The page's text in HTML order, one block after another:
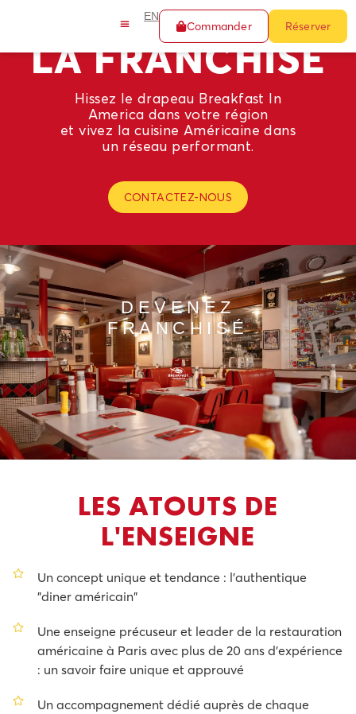
EN
Commander Réserver
LA FRANCHISE
Hissez le drapeau Breakfast In
America dans votre région
et vivez la cuisine Américaine dans
un réseau performant.
CONTACTEZ-NOUS
DEVENEZ
FRANCHISÉ
LES ATOUTS DE
L'ENSEIGNE
Un concept unique et tendance : l'authentique
"diner américain"
Une enseigne précuseur et leader de la restauration
américaine à Paris avec plus de 20 ans d'expérience
: un savoir faire unique et approuvé
Un accompagnement dédié auprès de chaque